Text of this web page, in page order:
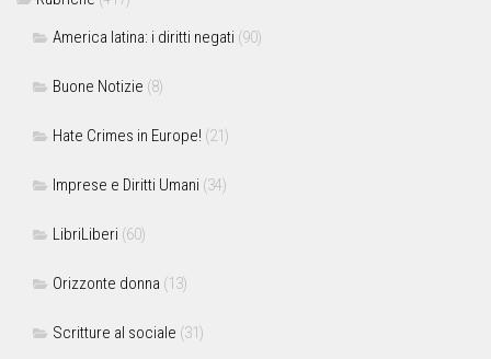
America latina: i diritti negati (90)
Buone Notizie (8)
Hate Crimes in Europe! (21)
Imprese e Diritti Umani (34)
LibriLiberi (60)
Orizzonte donna (13)
Scritture al sociale (31)